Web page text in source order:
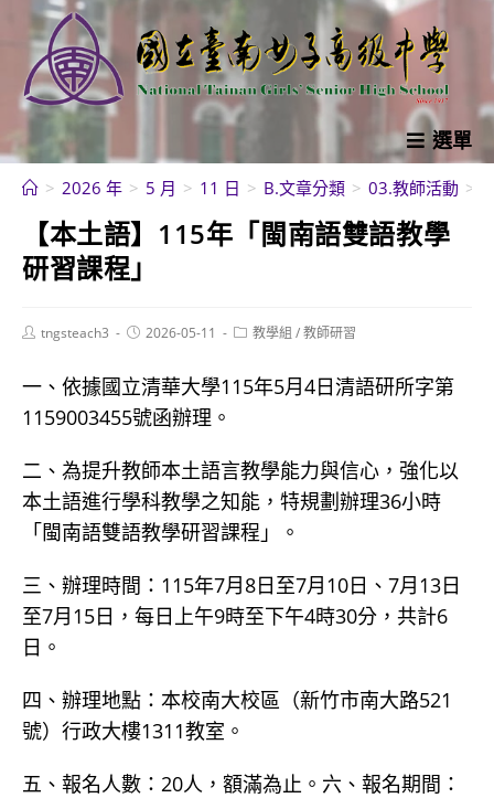
內
選單
> 2026 年 > 5 月 > 11 日 > B.文章分類 > 03.教師活動 >
【本土語】115年「閩南語雙語教學
研習課程」
Posttngsteach3
Post2026-05-11
Post教學組 /教師研習
一、依據國立清華大學115年5月4日清語研所字第
1159003455號函辦理。
二、為提升教師本土語言教學能力與信心，強化以
本土語進行學科教學之知能，特規劃辦理36小時
「閩南語雙語教學研習課程」。
三、辦理時間：115年7月8日至7月10日、7月13日
至7月15日，每日上午9時至下午4時30分，共計6
日。
四、辦理地點：本校南大校區（新竹市南大路521
號）行政大樓1311教室。
五、報名人數：20人，額滿為止。六、報名期間：